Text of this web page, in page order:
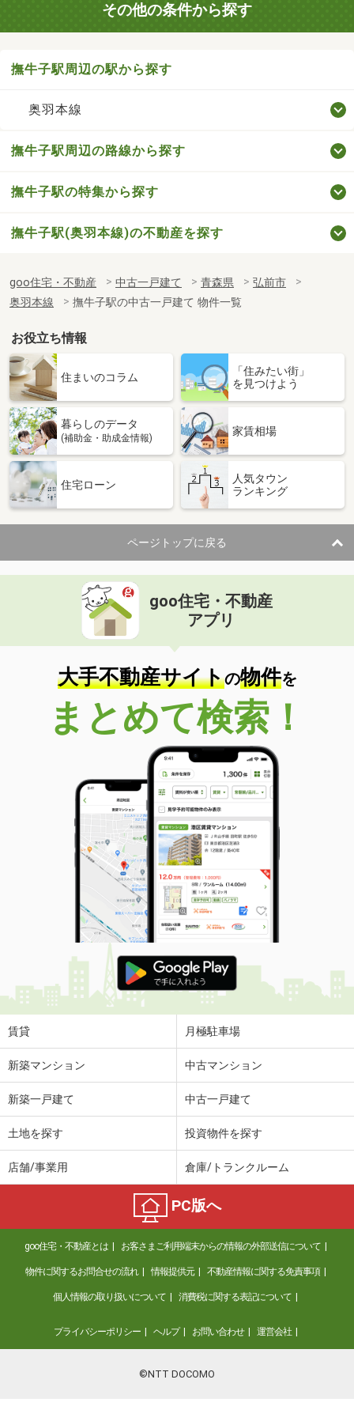
その他の条件から探す
撫牛子駅周辺の駅から探す
奥羽本線
撫牛子駅周辺の路線から探す
撫牛子駅の特集から探す
撫牛子駅(奥羽本線)の不動産を探す
goo住宅・不動産 中古一戸建て 青森県
弘前市
奥羽本線
撫牛子駅の中古一戸建て 物件一覧
お役立ち情報
住まいのコラム
「住みたい街」
を見つけよう
暮らしのデータ
(補助金・助成金情報)
家賃相場
住宅ローン
人気タウン
ランキング
ページトップに戻る
goo住宅・不動産
アプリ
大手不動産サイトの物件を
まとめて検索！
賃貸 月極駐車場
新築マンション 中古マンション
新築一戸建て 中古一戸建て
土地を探す 投資物件を探す
店舗/事業用 倉庫/トランクルーム
PC版へ
goo住宅・不動産とは お客さまご利用端末からの情報の外部送信について
物件に関するお問合せの流れ 情報提供元 不動産情報に関する免責事項
個人情報の取り扱いについて 消費税に関する表記について
プライバシーポリシー ヘルプ お問い合わせ 運営会社
©NTT DOCOMO